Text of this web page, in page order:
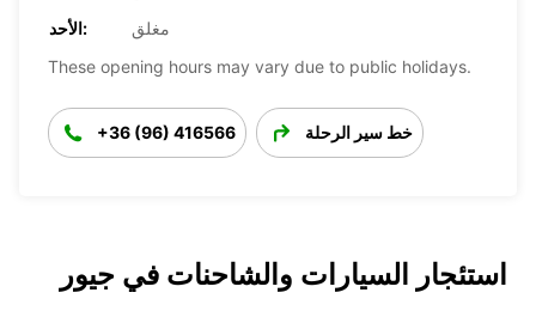
الأحد:
مغلق
These opening hours may vary due to public holidays.
+36 (96) 416566 خط سير الرحلة
استئجار السيارات والشاحنات في جيور